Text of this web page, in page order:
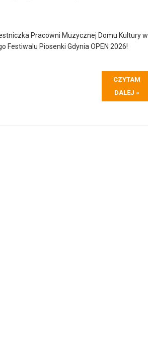
Pracowni Muzycznej Domu Kultury w
Festiwalu Piosenki Gdynia OPEN 2026!
CZYTAM
DALEJ »